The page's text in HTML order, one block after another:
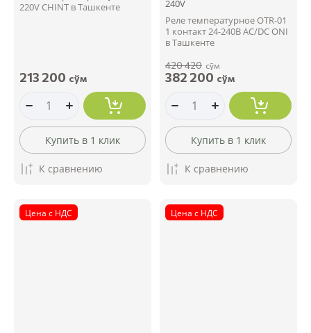
220V CHINT в Ташкенте
213 200 сўм
Купить в 1 клик
К сравнению
240V
Реле температурное OTR-01
1 контакт 24-240В AC/DC ONI
в Ташкенте
420 420 сўм
382 200 сўм
Купить в 1 клик
К сравнению
Цена с НДС Цена с НДС